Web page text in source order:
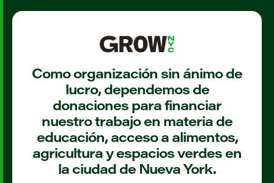
Como organización sin ánimo de
lucro, dependemos de
donaciones para financiar
nuestro trabajo en materia de
educación, acceso a alimentos,
agricultura y espacios verdes en
la ciudad de Nueva York.